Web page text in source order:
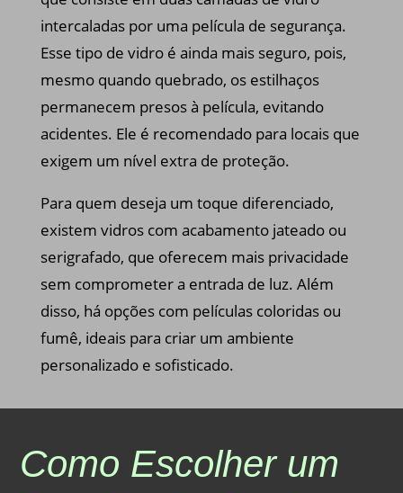
intercaladas por uma película de segurança.
Esse tipo de vidro é ainda mais seguro, pois,
mesmo quando quebrado, os estilhaços
permanecem presos à película, evitando
acidentes. Ele é recomendado para locais que
exigem um nível extra de proteção.
Para quem deseja um toque diferenciado,
existem vidros com acabamento jateado ou
serigrafado, que oferecem mais privacidade
sem comprometer a entrada de luz. Além
disso, há opções com películas coloridas ou
fumê, ideais para criar um ambiente
personalizado e sofisticado.
Como Escolher um